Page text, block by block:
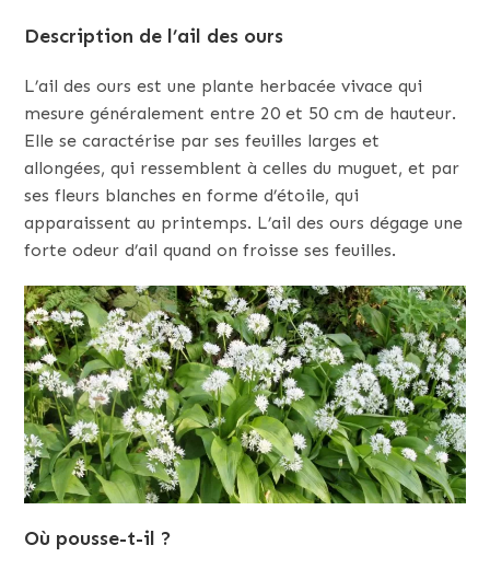
Description de l’ail des ours
L’ail des ours est une plante herbacée vivace qui
mesure généralement entre 20 et 50 cm de hauteur.
Elle se caractérise par ses feuilles larges et
allongées, qui ressemblent à celles du muguet, et par
ses fleurs blanches en forme d’étoile, qui
apparaissent au printemps. L’ail des ours dégage une
forte odeur d’ail quand on froisse ses feuilles.
Où pousse-t-il ?